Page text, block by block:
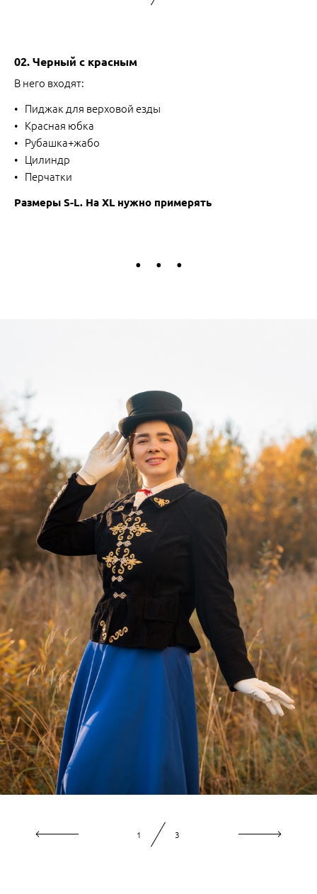
02. Черный с красным
В него входят:
Пиджак для верховой езды
Красная юбка
Рубашка+жабо
Цилиндр
Перчатки
Размеры S-L. На XL нужно примерять
2 3